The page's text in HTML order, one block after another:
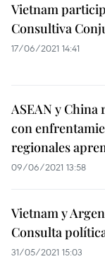
Vietnam
Consultiva
17/06/2021 14:41
ASEAN y
con
regionales
09/06/2021 13:58
Vietnam y
Consulta
31/05/2021 15:03